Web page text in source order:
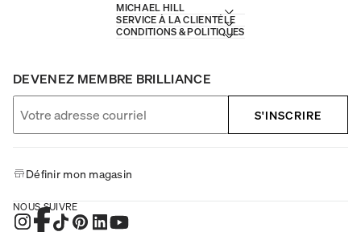
MICHAEL HILL
SERVICE À LA CLIENTÈLE
CONDITIONS & POLITIQUES
DEVENEZ MEMBRE BRILLIANCE
S'INSCRIRE
Définir mon magasin
NOUS SUIVRE